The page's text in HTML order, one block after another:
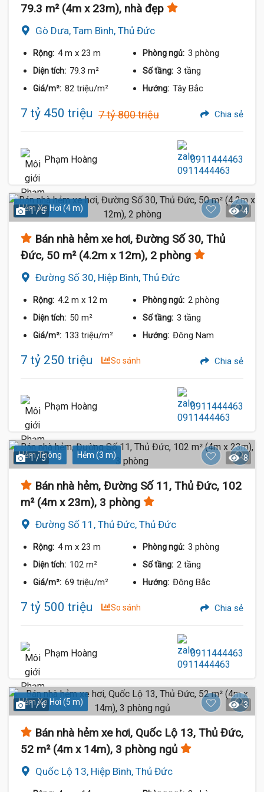
79.3 m² (4m x 23m), nhà đẹp
Gò Dưa, Tam Bình, Thủ Đức
Rộng: 4 m x 23 m Phòng ngủ: 3 phòng
Diện tích: 79.3 m² Số tầng: 3 tầng
Giá/m²: 82 triệu/m² Hướng: Tây Bắc
7 tỷ 450 triệu 7 tỷ 800 triệu Chia sẻ
Phạm Hoàng 0911444463
Hẻm Xe Hơi (4 m)
1 / 5 4
Bán nhà hẻm xe hơi, Đường Số 30, Thủ
Đức, 50 m² (4.2m x 12m), 2 phòng
Đường Số 30, Hiệp Bình, Thủ Đức
Rộng: 4.2 m x 12 m Phòng ngủ: 2 phòng
Diện tích: 50 m² Số tầng: 3 tầng
Giá/m²: 133 triệu/m² Hướng: Đông Nam
7 tỷ 250 triệu So sánh Chia sẻ
Phạm Hoàng 0911444463
Hẻm Thông Hẻm (3 m)
1 / 5 8
Bán nhà hẻm, Đường Số 11, Thủ Đức, 102
m² (4m x 23m), 3 phòng
Đường Số 11, Thủ Đức, Thủ Đức
Rộng: 4 m x 23 m Phòng ngủ: 3 phòng
Diện tích: 102 m² Số tầng: 2 tầng
Giá/m²: 69 triệu/m² Hướng: Đông Bắc
7 tỷ 500 triệu So sánh Chia sẻ
Phạm Hoàng 0911444463
Hẻm Xe Hơi (5 m)
1 / 6 3
Bán nhà hẻm xe hơi, Quốc Lộ 13, Thủ Đức,
52 m² (4m x 14m), 3 phòng ngủ
Quốc Lộ 13, Hiệp Bình, Thủ Đức